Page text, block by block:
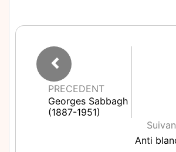
PRECEDENT
Georges Sabbagh
(1887-1951)
Anti